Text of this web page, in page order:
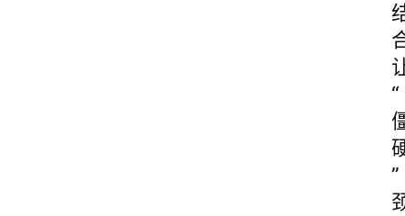
“
”